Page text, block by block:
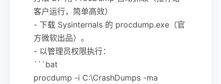
客户运行，简单高效）
- 下载 Sysinternals 的 procdump.exe（官
方微软出品）。
- 以管理员权限执行：
```bat
procdump -i C:\CrashDumps -ma